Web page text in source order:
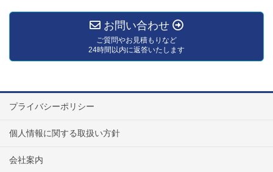
お問い合わせ
ご質問やお見積もりなど
24時間以内に返答いたします
プライバシーポリシー
個人情報に関する取扱い方針
会社案内